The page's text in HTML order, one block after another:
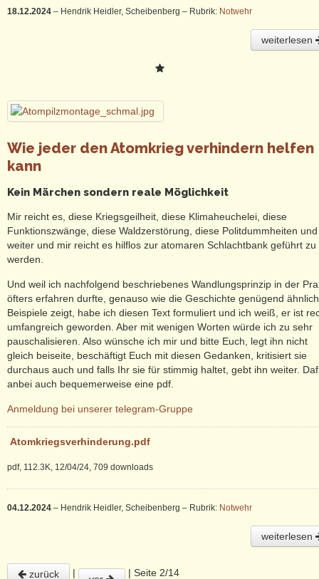
18.12.2024 – Hendrik Heidler, Scheibenberg – Rubrik: Notwehr
weiterlesen
Wie jeder den Atomkrieg verhindern helfen
kann
Kein Märchen sondern reale Möglichkeit
Mir reicht es, diese Kriegsgeilheit, diese Klimaheuchelei, diese
Funktionszwänge, diese Waldzerstörung, diese Politdummheiten
weiter und mir reicht es hilflos zur atomaren Schlachtbank geführt zu
werden.
Und weil ich nachfolgend beschriebenes Wandlungsprinzip in der
öfters erfahren durfte, genauso wie die Geschichte genügend
Beispiele zeigt, habe ich diesen Text formuliert und ich weiß, er ist
umfangreich geworden. Aber mit wenigen Worten würde ich zu sehr
pauschalisieren. Also wünsche ich mir und bitte Euch, legt ihn nicht
gleich beiseite, beschäftigt Euch mit diesen Gedanken, kritisiert sie
durchaus auch und falls Ihr sie für stimmig haltet, gebt ihn weiter.
anbei auch bequemerweise eine pdf.
Anmeldung bei unserer telegram-Gruppe
Atomkriegsverhinderung.pdf
pdf, 112.3K, 12/04/24, 709 downloads
04.12.2024 – Hendrik Heidler, Scheibenberg – Rubrik: Notwehr
weiterlesen
zurück | | Seite 2/14